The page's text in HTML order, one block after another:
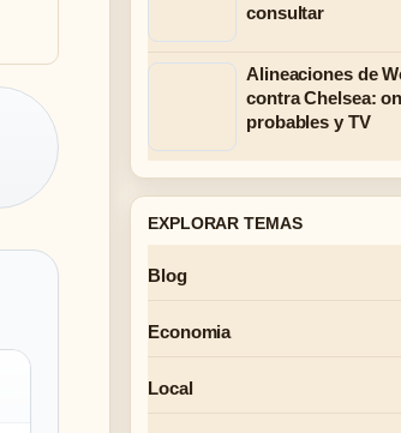
consultar
Alineaciones de
contra Chelsea:
probables y TV
EXPLORAR TEMAS
Blog
Economia
Local